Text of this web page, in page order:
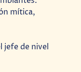
mítica,
jefe de nivel